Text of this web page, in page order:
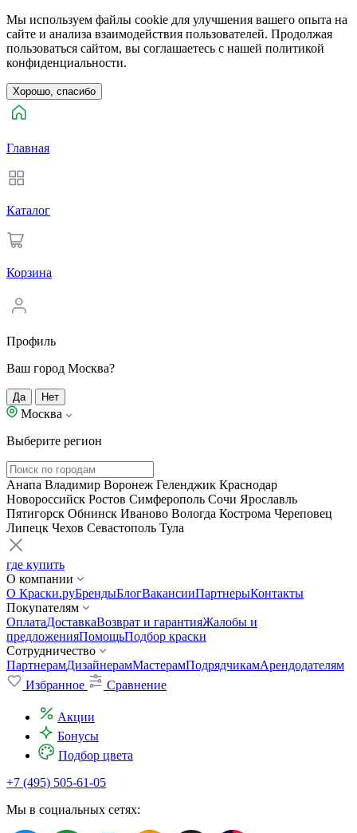
Мы используем файлы cookie для улучшения вашего опыта на
сайте и анализа взаимодействия пользователей. Продолжая
пользоваться сайтом, вы соглашаетесь с нашей политикой
конфиденциальности.
Хорошо, спасибо
Главная
Каталог
Корзина
Профиль
Ваш город Москва?
Да Нет
Москва
Выберите регион
Анапа Владимир Воронеж Геленджик Краснодар
Новороссийск Ростов Симферополь Сочи Ярославль
Пятигорск Обнинск Иваново Вологда Кострома Череповец
Липецк Чехов Севастополь Тула
где купить
О компании
О Краски.руБрендыБлогВакансииПартнерыКонтакты
Покупателям
ОплатаДоставкаВозврат и гарантияЖалобы и
предложенияПомощьПодбор краски
Сотрудничество
ПартнерамДизайнерамМастерамПодрядчикамАрендодателям
Избранное
Сравнение
Акции
Бонусы
Подбор цвета
+7 (495) 505-61-05
Мы в социальных сетях: